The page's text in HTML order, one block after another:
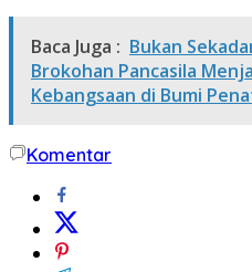
Baca Juga : Bukan
Brokohan Pancasila
Kebangsaan di Bumi
Komentar